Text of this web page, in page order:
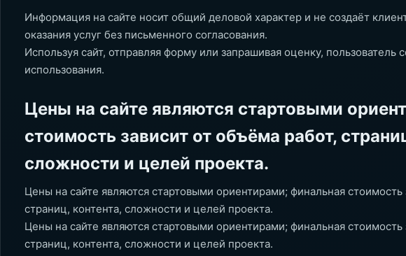
Информация на сайте носит общий деловой характер и не создаёт
оказания услуг без письменного согласования.
Используя сайт, отправляя форму или запрашивая оценку, пользователь
использования.
Цены на сайте являются стартовыми
стоимость зависит от объёма работ,
сложности и целей проекта.
Цены на сайте являются стартовыми ориентирами; финальная стоимость
страниц, контента, сложности и целей проекта.
Цены на сайте являются стартовыми ориентирами; финальная стоимость
страниц, контента, сложности и целей проекта.